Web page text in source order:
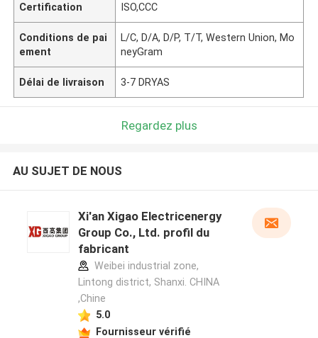
Certification ISO,CCC
Conditions de pai
ement
L/C, D/A, D/P, T/T, Western Union, Mo
neyGram
Délai de livraison 3-7 DRYAS
Regardez plus
AU SUJET DE NOUS
Xi'an Xigao Electricenergy
Group Co., Ltd. profil du
fabricant
Weibei industrial zone,
Lintong district, Shanxi. CHINA
,Chine
5.0
Fournisseur vérifié